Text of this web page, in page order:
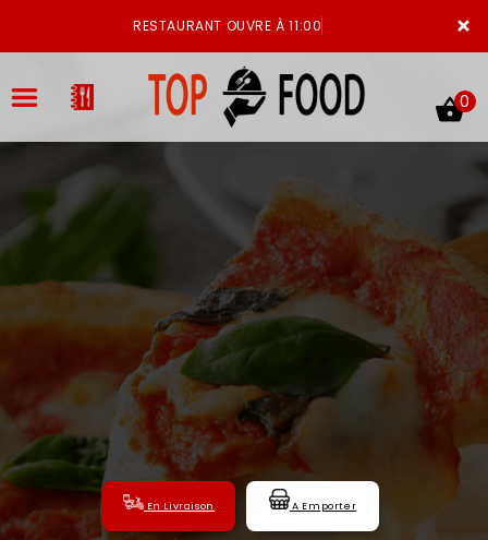
×
RESTAURANT OUVRE À 11:00
LA CARTE
VOTRE COMPTE
NOTRE RESTAURANT
VOS AVIS
MENTIONS LÉGALES
C.G.V
0
En Livraison A Emporter